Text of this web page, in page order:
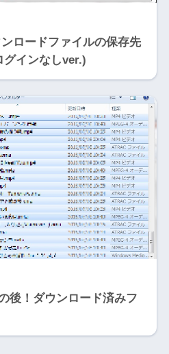
ロードファイルの保存先
グインなしver.)
後！ダウンロード済みフ